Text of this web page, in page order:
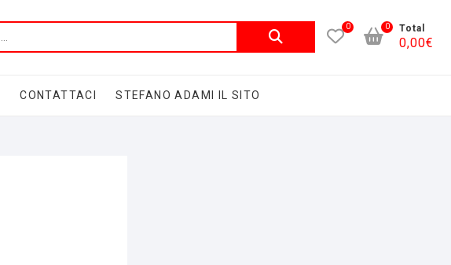
0 Total
0,00€
0
CONTATTACI STEFANO ADAMI IL SITO